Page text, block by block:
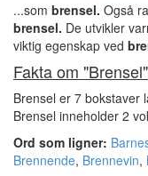
...som brensel. Også
brensel. De utvikler
viktig egenskap ved
Fakta om "Brensel"
Brensel er 7 bokstaver
Brensel inneholder 2
Ord som ligner:
Brennende, Brennevin,